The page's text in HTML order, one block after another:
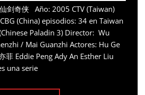
剑奇侠 Año: 2005 CTV (Taiwan)
(China) episodios: 34 en Taiwan
Paladin 3) Director: Wu
/ Mai Guanzhi Actores: Hu Ge
菲 Eddie Peng Ady An Esther Liu
una serie